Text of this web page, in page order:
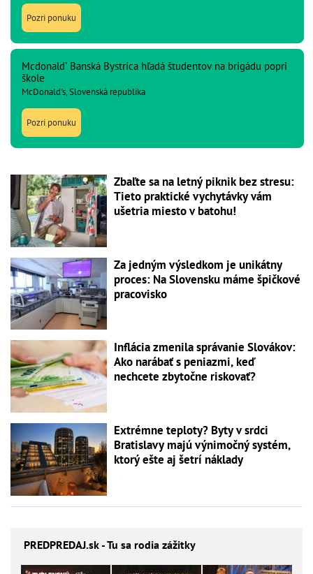
Pozri ponuku
Mcdonald' Banská Bystrica hľadá študentov na brigádu popri
škole
McDonald's, Slovenská republika
Pozri ponuku
Zbaľte sa na letný piknik bez stresu:
Tieto praktické vychytávky vám
ušetria miesto v batohu!
Za jedným výsledkom je unikátny
proces: Na Slovensku máme špičkové
pracovisko
Inflácia zmenila správanie Slovákov:
Ako narábať s peniazmi, keď
nechcete zbytočne riskovať?
Extrémne teploty? Byty v srdci
Bratislavy majú výnimočný systém,
ktorý ešte aj šetrí náklady
PREDPREDAJ.sk - Tu sa rodia zážitky